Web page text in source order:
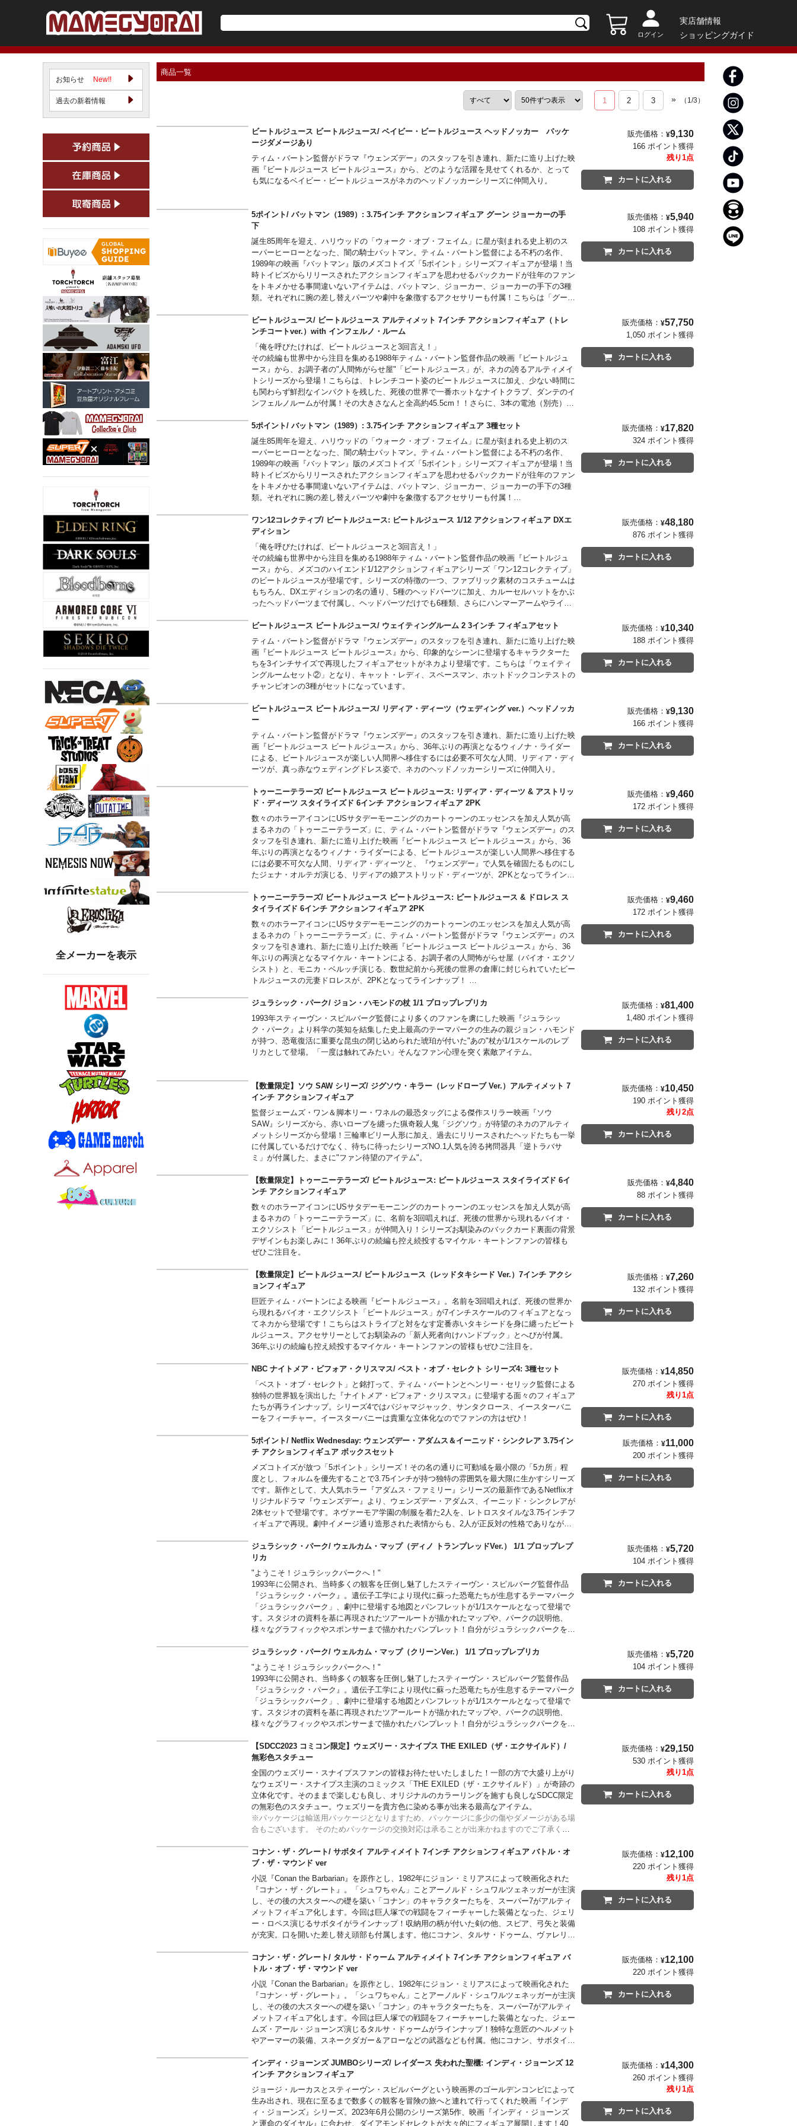
ログイン
実店舗情報
ショッピングガイド
お知らせ New!!
過去の新着情報
全メーカーを表示
商品一覧
1 2 3 » （ 1/3 ）
ビートルジュース ビートルジュース/ ベイビー・ビートルジュース ヘッドノッカー パッケ
ージダメージあり
ティム・バートン監督がドラマ『ウェンズデー』のスタッフを引き連れ、新たに造り上げた映
画『ビートルジュース ビートルジュース』から、どのような活躍を見せてくれるか、とって
も気になるベイビー・ビートルジュースがネカのヘッドノッカーシリーズに仲間入り。
販売価格： ¥9,130
166 ポイント獲得
残り1点
カートに入れる
5ポイント/ バットマン（1989）: 3.75インチ アクションフィギュア グーン ジョーカーの手
下
誕生85周年を迎え、ハリウッドの「ウォーク・オブ・フェイム」に星が刻まれる史上初のス
ーパーヒーローとなった、闇の騎士バットマン。ティム・バートン監督による不朽の名作、
1989年の映画『バットマン』版のメズコトイズ「5ポイント」シリーズフィギュアが登場！当
時トイビズからリリースされたアクションフィギュアを思わせるバックカードが往年のファン
をトキメかせる事間違いないアイテムは、バットマン、ジョーカー、ジョーカーの手下の3種
類。それぞれに腕の差し替えパーツや劇中を象徴するアクセサリーも付属！こちらは「グー
販売価格： ¥5,940
108 ポイント獲得
カートに入れる
ビートルジュース/ ビートルジュース アルティメット 7インチ アクションフィギュア（トレ
ンチコートver.）with インフェルノ・ルーム
「俺を呼びたければ、ビートルジュースと3回言え！」
その続編も世界中から注目を集める1988年ティム・バートン監督作品の映画『ビートルジュ
ース』から、お調子者の"人間怖がらせ屋"「ビートルジュース」が、ネカの誇るアルティメイ
トシリーズから登場！こちらは、トレンチコート姿のビートルジュースに加え、少ない時間に
も関わらず鮮烈なインパクトを残した、死後の世界で一番ホットなナイトクラブ、ダンテのイ
ンフェルノルームが付属！その大きさなんと全高約45.5cm！！さらに、3本の電池（別売）も
ムはビートルジュースコレクションを華やかにしてくれるはず！
販売価格： ¥57,750
1,050 ポイント獲得
カートに入れる
5ポイント/ バットマン（1989）: 3.75インチ アクションフィギュア 3種セット
誕生85周年を迎え、ハリウッドの「ウォーク・オブ・フェイム」に星が刻まれる史上初のス
ーパーヒーローとなった、闇の騎士バットマン。ティム・バートン監督による不朽の名作、
1989年の映画『バットマン』版のメズコトイズ「5ポイント」シリーズフィギュアが登場！当
時トイビズからリリースされたアクションフィギュアを思わせるバックカードが往年のファン
をトキメかせる事間違いないアイテムは、バットマン、ジョーカー、ジョーカーの手下の3種
類。それぞれに腕の差し替えパーツや劇中を象徴するアクセサリーも付属！
バットマン
One (1) Batman head portrait
Four (4) Batman arms:
One (1) pair of regular arms (L&R)
One (1) pair of arms with weapon holding hands (L&R)
One (1) batarang
One (1) speargun
ジョーカー
Two (2) Joker head portraits
Four (4) Joker arms:
One (1) pair of regular arms (L&R)
One (1) arm with cane holding hand (L)
One (1) arm with megaphone holding hand (R)
One (1) cane
One (1) megaphone
ジョーカーの手下
Four (4) Goon arms:
One (1) pair of regular arms (L&R)
One (1) pair of arms with weapon holding hands (L&R)
Two (2) swords
One (1) knife
One (1) camera
販売価格： ¥17,820
324 ポイント獲得
カートに入れる
ワン12コレクティブ/ ビートルジュース: ビートルジュース 1/12 アクションフィギュア DXエ
ディション
「俺を呼びたければ、ビートルジュースと3回言え！」
その続編も世界中から注目を集める1988年ティム・バートン監督作品の映画『ビートルジュ
ース』から、メズコのハイエンド1/12アクションフィギュアシリーズ「ワン12コレクティブ」
のビートルジュースが登場です。シリーズの特徴の一つ、ファブリック素材のコスチュームは
もちろん、DXエディションの名の通り、5種のヘッドパーツに加え、カルーセルハットをかぶ
ったヘッドパーツまで付属し、ヘッドパーツだけでも6種類、さらにハンマーアームやライト
※パッケージは輸送用となりますため、パッケージに多少の傷やダメージがある場合もござい
ます。
商品内容:
One:12 Collective body with over 28 points of articulation
Hand painted authentic detailing
Approximately 18cm tall
付属ヘッドパーツ＆ハンドパーツ:
Six (6) interchangeable head portraits
Grinning head
Angry head
Helpless head
Shrunken head
Ten (10) interchangeable hands
One (1) pair of relaxed hands (L&R)
One (1) pair of posing hands (L&R)
One (1) pair of fists (L&R)
One (1) resting hand (L)
One (1) book holding hand (L)
One (1) nail file holding hand (R)
One (1) pointing hand (R)
コスチューム:
Suit jacket
Dress shirt
Suit pants
Tie
Boots
アクセサリーパーツ:
One (1) tombstone with light-up feature
One (1) book
One (1) nail file
One (1) One:12 Collective display base with logo
One (1) One:12 Collective adjustable display post
販売価格： ¥48,180
876 ポイント獲得
カートに入れる
ビートルジュース ビートルジュース/ ウェイティングルーム 2 3インチ フィギュアセット
ティム・バートン監督がドラマ『ウェンズデー』のスタッフを引き連れ、新たに造り上げた映
画『ビートルジュース ビートルジュース』から、印象的なシーンに登場するキャラクターた
ちを3インチサイズで再現したフィギュアセットがネカより登場です。こちらは「ウェイティ
ングルームセット②」となり、キャット・レディ、スペースマン、ホットドックコンテストの
チャンピオンの3種がセットになっています。
販売価格： ¥10,340
188 ポイント獲得
カートに入れる
ビートルジュース ビートルジュース/ リディア・ディーツ（ウェディング ver.）ヘッドノッカ
ー
ティム・バートン監督がドラマ『ウェンズデー』のスタッフを引き連れ、新たに造り上げた映
画『ビートルジュース ビートルジュース』から、36年ぶりの再演となるウィノナ・ライダー
による、ビートルジュースが楽しい人間界へ移住するには必要不可欠な人間、リディア・ディ
ーツが、真っ赤なウェディングドレス姿で、ネカのヘッドノッカーシリーズに仲間入り。
販売価格： ¥9,130
166 ポイント獲得
カートに入れる
トゥーニーテラーズ/ ビートルジュース ビートルジュース: リディア・ディーツ & アストリッ
ド・ディーツ スタイライズド 6インチ アクションフィギュア 2PK
数々のホラーアイコンにUSサタデーモーニングのカートゥーンのエッセンスを加え人気が高
まるネカの「トゥーニーテラーズ」に、ティム・バートン監督がドラマ『ウェンズデー』のス
タッフを引き連れ、新たに造り上げた映画『ビートルジュース ビートルジュース』から、36
年ぶりの再演となるウィノナ・ライダーによる、ビートルジュースが楽しい人間界へ移住する
には必要不可欠な人間、リディア・ディーツと、『ウェンズデー』で人気を確固たるものにし
たジェナ・オルテガ演じる、リディアの娘アストリッド・ディーツが、2PKとなってラインナ
※パッケージは輸送用となりますため、パッケージに多少の傷やダメージがある場合もござい
ます。
販売価格： ¥9,460
172 ポイント獲得
カートに入れる
トゥーニーテラーズ/ ビートルジュース ビートルジュース: ビートルジュース & ドロレス ス
タイライズド 6インチ アクションフィギュア 2PK
数々のホラーアイコンにUSサタデーモーニングのカートゥーンのエッセンスを加え人気が高
まるネカの「トゥーニーテラーズ」に、ティム・バートン監督がドラマ『ウェンズデー』のス
タッフを引き連れ、新たに造り上げた映画『ビートルジュース ビートルジュース』から、36
年ぶりの再演となるマイケル・キートンによる、お調子者の人間怖がらせ屋（バイオ・エクソ
シスト）と、モニカ・ベルッチ演じる、数世紀前から死後の世界の倉庫に封じられていたビー
トルジュースの元妻ドロレスが、2PKとなってラインナップ！
ます。
販売価格： ¥9,460
172 ポイント獲得
カートに入れる
ジュラシック・パーク/ ジョン・ハモンドの杖 1/1 プロップレプリカ
1993年スティーヴン・スピルバーグ監督により多くのファンを虜にした映画『ジュラシッ
ク・パーク』より科学の英知を結集した史上最高のテーマパークの生みの親ジョン・ハモンド
が持つ、恐竜復活に重要な昆虫の閉じ込められた琥珀が付いた"あの"杖が1/1スケールのレプ
リカとして登場。「一度は触れてみたい」そんなファン心理を突く素敵アイテム。
販売価格： ¥81,400
1,480 ポイント獲得
カートに入れる
【数量限定】ソウ SAW シリーズ/ ジグソウ・キラー（レッドローブ Ver.）アルティメット 7
インチ アクションフィギュア
監督ジェームズ・ワン＆脚本リー・ワネルの最恐タッグによる傑作スリラー映画『ソウ
SAW』シリーズから、赤いローブを纏った猟奇殺人鬼「ジグソウ」が待望のネカのアルティ
メットシリーズから登場！三輪車ビリー人形に加え、過去にリリースされたヘッドたちも一挙
に付属しているだけでなく、待ちに待ったシリーズNO.1人気を誇る拷問器具「逆トラバサ
ミ」が付属した、まさに"ファン待望のアイテム"。
販売価格： ¥10,450
190 ポイント獲得
残り2点
カートに入れる
【数量限定】トゥーニーテラーズ/ ビートルジュース: ビートルジュース スタイライズド 6イ
ンチ アクションフィギュア
数々のホラーアイコンにUSサタデーモーニングのカートゥーンのエッセンスを加え人気が高
まるネカの「トゥーニーテラーズ」に、名前を3回唱えれば、死後の世界から現れるバイオ・
エクソシスト「ビートルジュース」が仲間入り！シリーズお馴染みのバックカード裏面の背景
デザインもお楽しみに！36年ぶりの続編も控え続投するマイケル・キートンファンの皆様も
ぜひご注目を。
販売価格： ¥4,840
88 ポイント獲得
カートに入れる
【数量限定】ビートルジュース/ ビートルジュース（レッドタキシード Ver.）7インチ アクシ
ョンフィギュア
巨匠ティム・バートンによる映画『ビートルジュース』。名前を3回唱えれば、死後の世界か
ら現れるバイオ・エクソシスト「ビートルジュース」が7インチスケールのフィギュアとなっ
てネカから登場です！こちらはストライプと対をなす定番赤いタキシードを身に纏ったビート
ルジュース。アクセサリーとしてお馴染みの「新人死者向けハンドブック」とへびが付属。
36年ぶりの続編も控え続投するマイケル・キートンファンの皆様もぜひご注目を。
販売価格： ¥7,260
132 ポイント獲得
カートに入れる
NBC ナイトメア・ビフォア・クリスマス/ ベスト・オブ・セレクト シリーズ4: 3種セット
「ベスト・オブ・セレクト」と銘打って、ティム・バートンとヘンリー・セリック監督による
独特の世界観を演出した『ナイトメア・ビフォア・クリスマス』に登場する面々のフィギュア
たちが再ラインナップ。シリーズ4ではパジャマジャック、サンタクロース、イースターバニ
ーをフィーチャー。イースターバニーは貴重な立体化なのでファンの方はぜひ！
販売価格： ¥14,850
270 ポイント獲得
残り1点
カートに入れる
5ポイント/ Netflix Wednesday: ウェンズデー・アダムス＆イーニッド・シンクレア 3.75イン
チ アクションフィギュア ボックスセット
メズコトイズが放つ「5ポイント」シリーズ！その名の通りに可動域を最小限の「5カ所」程
度とし、フォルムを優先することで3.75インチが持つ独特の雰囲気を最大限に生かすシリーズ
です。新作として、大人気ホラー『アダムス・ファミリー』シリーズの最新作であるNetflixオ
リジナルドラマ『ウェンズデー』より、ウェンズデー・アダムス、イーニッド・シンクレアが
2体セットで登場です。ネヴァーモア学園の制服を着た2人を、レトロスタイルな3.75インチフ
ィギュアで再現。劇中イメージ通り造形された表情からも、2人が正反対の性格でありなが
ある手首「ハンド」、そして、寮の部屋をイメージしたプレイセットも付属。プレイセットに
は巨大なステンドグラスの窓も造形されており、雰囲気満点。ドラマでの一幕を再現した今回
の立体化は、まさにファン待望の豪華セット。ウェンズデーたちの寮での日々を、お手元でお
楽しみいただけます。
[付属品]
■ウェンズデー: アームx4、傘の柄の剣、傘カバー
■イーニッド: アームx4、リュックサック
■その他: ハンド、プレイセット
販売価格： ¥11,000
200 ポイント獲得
カートに入れる
ジュラシック・パーク/ ウェルカム・マップ（ディノ トランプレッドVer.） 1/1 プロップレプ
リカ
"ようこそ！ジュラシックパークへ！"
1993年に公開され、当時多くの観客を圧倒し魅了したスティーヴン・スピルバーグ監督作品
『ジュラシック・パーク』。遺伝子工学により現代に蘇った恐竜たちが生息するテーマパーク
「ジュラシックパーク」、劇中に登場する地図とパンフレットが1/1スケールとなって登場で
す。スタジオの資料を基に再現されたツアールートが描かれたマップや、パークの説明他、
様々なグラフィックやスポンサーまで描かれたパンプレット！自分がジュラシックパークを訪
ーンバージョンに対し、こちらはディノトランプレッドバージョン。「恐竜に踏みつけられ
た」として、土汚れや泥のシミの様なアレンジが追加されました。
※ビニール下部に切れ込みがありますが、こちらはメーカー仕様で、意図的につけられたもの
となります。
販売価格： ¥5,720
104 ポイント獲得
カートに入れる
ジュラシック・パーク/ ウェルカム・マップ（クリーンVer.） 1/1 プロップレプリカ
"ようこそ！ジュラシックパークへ！"
1993年に公開され、当時多くの観客を圧倒し魅了したスティーヴン・スピルバーグ監督作品
『ジュラシック・パーク』。遺伝子工学により現代に蘇った恐竜たちが生息するテーマパーク
「ジュラシックパーク」、劇中に登場する地図とパンフレットが1/1スケールとなって登場で
す。スタジオの資料を基に再現されたツアールートが描かれたマップや、パークの説明他、
様々なグラフィックやスポンサーまで描かれたパンプレット！自分がジュラシックパークを訪
販売価格： ¥5,720
104 ポイント獲得
カートに入れる
【SDCC2023 コミコン限定】ウェズリー・スナイプス THE EXILED（ザ・エクサイルド）/
無彩色スタチュー
全国のウェズリー・スナイプスファンの皆様お待たせいたしました！一部の方で大盛り上がり
なウェズリー・スナイプス主演のコミックス「THE EXILED（ザ・エクサイルド）」が奇跡の
立体化です。そのままで楽しむも良し、オリジナルのカラーリングを施すも良しなSDCC限定
の無彩色のスタチュー。ウェズリーを貴方色に染める事が出来る最高なアイテム。
※パッケージは輸送用パッケージとなりますため、パッケージに多少の傷やダメージがある場
合もございます。 そのためパッケージの交換対応は承ることが出来かねますのでご了承くだ
販売価格： ¥29,150
530 ポイント獲得
残り1点
カートに入れる
コナン・ザ・グレート/ サボタイ アルティメイト 7インチ アクションフィギュア バトル・オ
ブ・ザ・マウンド ver
小説『Conan the Barbarian』を原作とし、1982年にジョン・ミリアスによって映画化された
『コナン・ザ・グレート』。「シュワちゃん」ことアーノルド・シュワルツェネッガーが主演
し、その後の大スターへの礎を築い「コナン」のキャラクターたちを、スーパー7がアルティ
メットフィギュア化します。今回は巨人塚での戦闘をフィーチャーした装備となった、ジェリ
ー・ロペス演じるサボタイがラインナップ！収納用の柄が付いた剣の他、スピア、弓矢と装備
が充実。口を開いた差し替え頭部も付属します。他にコナン、タルサ・ドゥーム、ヴァレリ
プです！
販売価格： ¥12,100
220 ポイント獲得
残り1点
カートに入れる
コナン・ザ・グレート/ タルサ・ドゥーム アルティメイト 7インチ アクションフィギュア バ
トル・オブ・ザ・マウンド ver
小説『Conan the Barbarian』を原作とし、1982年にジョン・ミリアスによって映画化された
『コナン・ザ・グレート』。「シュワちゃん」ことアーノルド・シュワルツェネッガーが主演
し、その後の大スターへの礎を築い「コナン」のキャラクターたちを、スーパー7がアルティ
メットフィギュア化します。今回は巨人塚での戦闘をフィーチャーした装備となった、ジェー
ムズ・アール・ジョーンズ演じるタルサ・ドゥームがラインナップ！独特な意匠のヘルメット
やアーマーの装備、スネークダガー＆アローなどの武器なども付属。他にコナン、サボタイ、
インナップです！
販売価格： ¥12,100
220 ポイント獲得
カートに入れる
インディ・ジョーンズ JUMBOシリーズ/ レイダース 失われた聖櫃: インディ・ジョーンズ 12
インチ アクションフィギュア
ジョージ・ルーカスとスティーヴン・スピルバーグという映画界のゴールデンコンビによって
生み出され、現在に至るまで数多くの観客を冒険の旅へと連れて行ってくれた映画『インデ
ィ・ジョーンズ』シリーズ。2023年6月公開のシリーズ第5作、映画『インディ・ジョーンズ
と運命のダイヤル』に合わせ、ダイアモンドセレクトが大々的にフィギュア展開します！40
販売価格： ¥14,300
260 ポイント獲得
残り1点
カートに入れる